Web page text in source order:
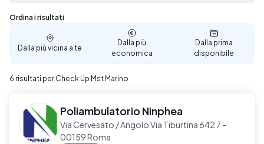
Sono stati trovati 6 risultati
Ordina i risultati
Dalla più vicina a te
Dalla più
economica
Dalla prima
disponibile
6 risultati per Check Up Mst Marino
Poliambulatorio Ninphea
Via Cervesato / Angolo Via Tiburtina 642 7 -
00159 Roma